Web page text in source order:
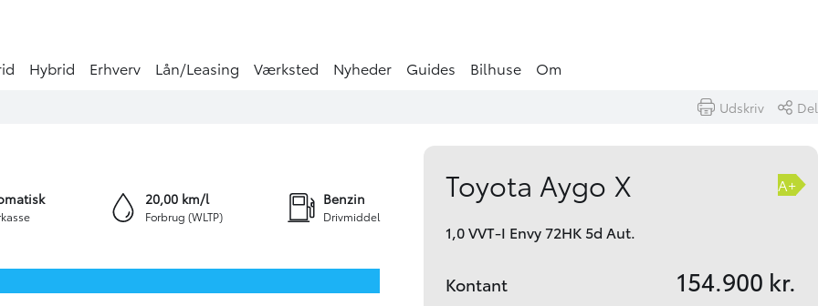
Hybrid Erhverv Lån/Leasing Værksted Nyheder Guides Bilhuse Om
Beregn byttepris
Udskriv Del
Forbrug (WLTP)
20,00 km/l
Drivmiddel
Benzin Toyota Aygo X
1,0 VVT-I Envy 72HK 5d Aut.
A+
Kontant 154.900 kr.